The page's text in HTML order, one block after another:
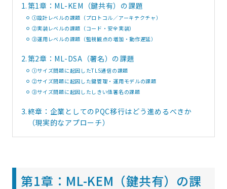
1.第1章：ML-KEM（鍵共有）の課題
①設計レベルの課題（プロトコル／アーキテクチャ）
②実装レベルの課題（コード・安全実装）
③運用レベルの課題（監視観点の増加・動作遅延）
2.第2章：ML-DSA（署名）の課題
①サイズ問題に起因したTLS通信の課題
②サイズ問題に起因した鍵管理・運用モデルの課題
③サイズ問題に起因したしきい値署名の課題
3.終章：企業としてのPQC移行はどう進めるべきか
（現実的なアプローチ）
第1章： ML-KEM （鍵共有）の課